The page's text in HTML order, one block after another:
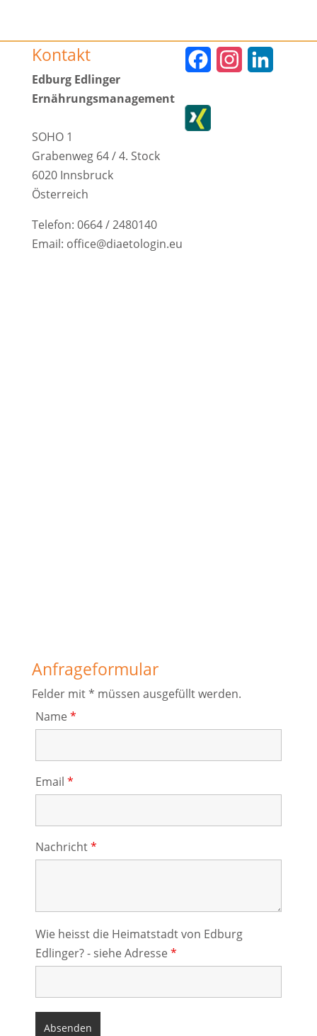
Kontakt
Edburg Edlinger
Ernährungsmanagement
SOHO 1
Grabenweg 64 / 4. Stock
6020 Innsbruck
Österreich
Telefon: 0664 / 2480140
Email: office@diaetologin.eu
c
Anfrageformular
Felder mit * müssen ausgefüllt werden.
Name *
Email *
Nachricht*
Wie heisst die Heimatstadt von Edburg
Edlinger? - siehe Adresse *